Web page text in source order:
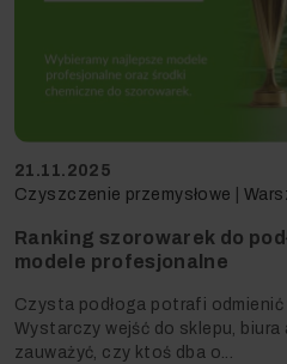
21.11.2025
Czyszczenie przemysłowe
Ranking szorowarek do
modele profesjonalne
Czysta podłoga potrafi odmienić
Wystarczy wejść do sklepu, biura
zauważyć, czy ktoś dba o...